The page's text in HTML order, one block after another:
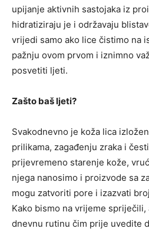
upijanje aktivnih sastojaka iz
hidratiziraju je i održavaju
vrijedi samo ako lice čistimo na
pažnju ovom prvom i iznimno
posvetiti ljeti.
Zašto baš ljeti?
Svakodnevno je koža lica
prilikama, zagađenju zraka i
prijevremeno starenje kože,
njega nanosimo i proizvode sa
mogu zatvoriti pore i izazvati
Kako bismo na vrijeme
dnevnu rutinu čim prije uvedite